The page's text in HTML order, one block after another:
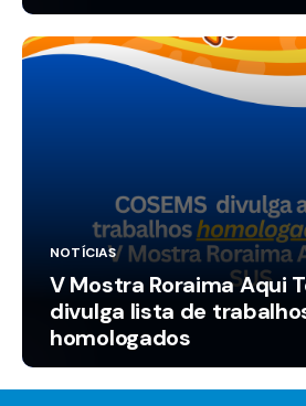
NOTÍCIAS
V Mostra Roraima Aqui
divulga lista de
homologados